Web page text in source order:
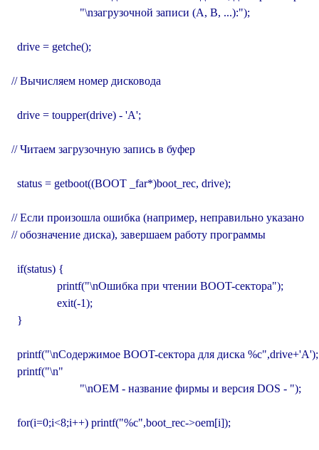
                        "\nзагрузочной записи (A, B, ...):");
  drive = getche();
// Вычисляем номер дисковода
  drive = toupper(drive) - 'A';
// Читаем загрузочную запись в буфер
  status = getboot((BOOT _far*)boot_rec, drive);
// Если произошла ошибка (например, неправильно указано
// обозначение диска), завершаем работу программы
  if(status) {
                printf("\nОшибка при чтении BOOT-сектора");
                exit(-1);
  }
  printf("\nСодержимое BOOT-сектора для диска %c",drive+'A');
  printf("\n"
                        "\nOEM - название фирмы и версия DOS - ");
  for(i=0;i<8;i++) printf("%c",boot_rec->oem[i]);